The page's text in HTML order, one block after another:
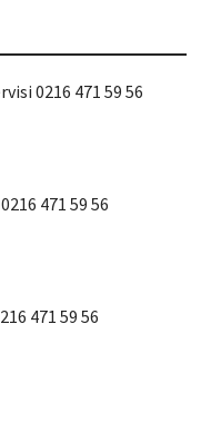
0216 471 59 56
471 59 56
471 59 56